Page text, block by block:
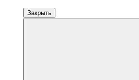
Закрыть